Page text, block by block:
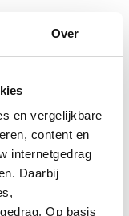
Over
en vergelijkbare
content en
internetgedrag
Daarbij
Op basis